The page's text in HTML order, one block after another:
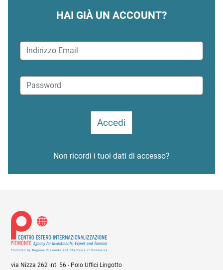
HAI GIÀ UN ACCOUNT?
Non ricordi i tuoi dati di accesso?
via Nizza 262 int. 56 - Polo Uffici Lingotto